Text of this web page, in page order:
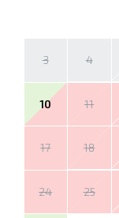
3 4
10 11
17 18
24 25